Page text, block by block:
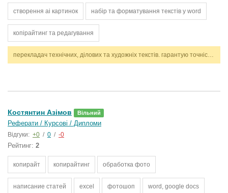
створення ai картинок набір та форматування текстів у word
копірайтинг та редагування
перекладач технічних, ділових та художніх текстів. гарантую точність, стилістичну відповідність і дотримання термінів. працюю з англійською та українською мовами.
Костянтин Азімов Вільний
Реферати / Курсові / Дипломи
Відгуки: +0 / 0 / -0
Рейтинг: 2
копирайт копирайтинг обработка фото
написание статей excel фотошоп word, google docs